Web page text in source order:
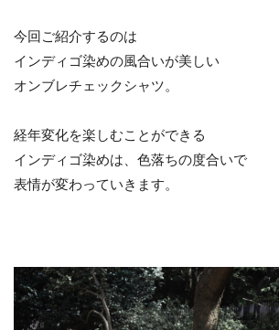
今回ご紹介するのは
インディゴ染めの風合いが美しい
オンブレチェックシャツ。
経年変化を楽しむことができる
インディゴ染めは、色落ちの度合いで
表情が変わっていきます。